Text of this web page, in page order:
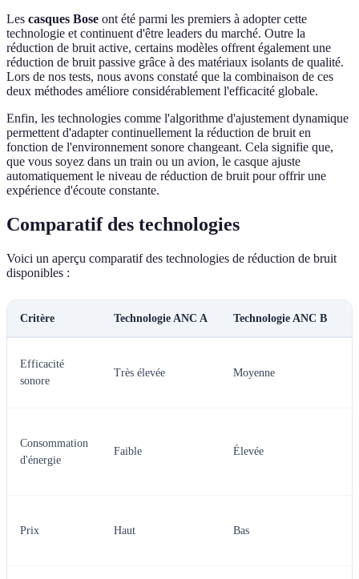
Les casques Bose ont été parmi les premiers à adopter cette
technologie et continuent d'être leaders du marché. Outre la
réduction de bruit active, certains modèles offrent également une
réduction de bruit passive grâce à des matériaux isolants de qualité.
Lors de nos tests, nous avons constaté que la combinaison de ces
deux méthodes améliore considérablement l'efficacité globale.
Enfin, les technologies comme l'algorithme d'ajustement dynamique
permettent d'adapter continuellement la réduction de bruit en
fonction de l'environnement sonore changeant. Cela signifie que,
que vous soyez dans un train ou un avion, le casque ajuste
automatiquement le niveau de réduction de bruit pour offrir une
expérience d'écoute constante.
Comparatif des technologies
Voici un aperçu comparatif des technologies de réduction de bruit
disponibles :
Critère Technologie ANC A Technologie ANC B
Efficacité
sonore
Très élevée Moyenne
Consommation
d'énergie
Faible Élevée
Prix Haut Bas